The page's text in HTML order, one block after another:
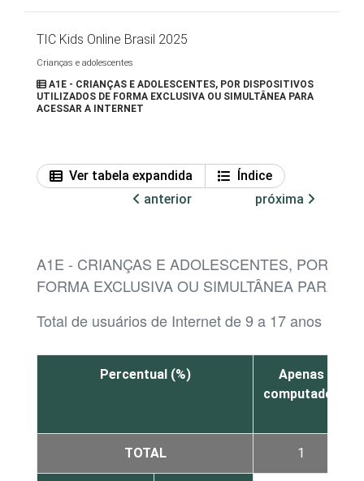
TIC Kids Online Brasil 2025
Crianças e adolescentes
A1E - CRIANÇAS E ADOLESCENTES, POR DISPOSITIVOS
UTILIZADOS DE FORMA EXCLUSIVA OU SIMULTÂNEA PARA
ACESSAR A INTERNET
Ver tabela expandida
Índice
anterior
próxima
A1E - CRIANÇAS E ADOLESCENTES, POR
FORMA EXCLUSIVA OU SIMULTÂNEA PARA
Total de usuários de Internet de 9 a 17 anos
Percentual (%)
Apenas
computador
TOTAL 1